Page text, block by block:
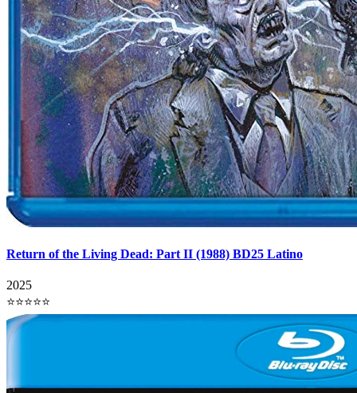
Return of the Living Dead: Part II (1988) BD25 Latino
2025
⭐⭐⭐⭐⭐